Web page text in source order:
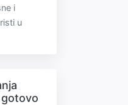
i
u